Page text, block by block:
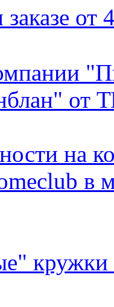
заказе от
от
на
в
кружки